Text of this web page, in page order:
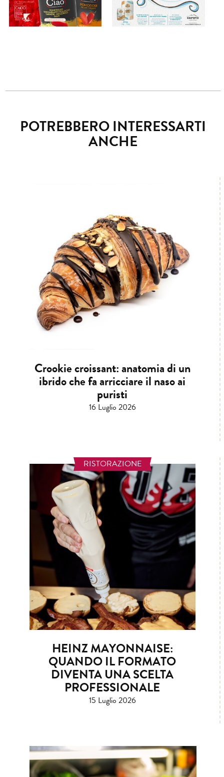
POTREBBERO INTERESSARTI
ANCHE
Crookie croissant: anatomia di un
ibrido che fa arricciare il naso ai
puristi
16 Luglio 2026
RISTORAZIONE
HEINZ MAYONNAISE:
QUANDO IL FORMATO
DIVENTA UNA SCELTA
PROFESSIONALE
15 Luglio 2026